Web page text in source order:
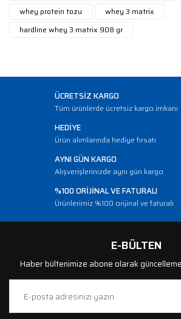
whey protein tozu
whey 3 matrix
hardline whey 3 matrix 908 gr
ÜCRETSİZ KARGO
Tüm ürünlerde ücretsiz kargo imkanı
HEDİYE
Ürün alımlarında hediye fırsatı
AYNI GÜN KARGO
Alışverişlerinizde aynı gün kargo
%100 ORİJİNAL VE FATURALI
Ürünlerimiz %100 orijinal ve faturalı
E-BÜLTEN
Haber bültenimize abone olarak